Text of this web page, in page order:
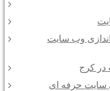
وب سایت
در کرج
سایت حرفه ای